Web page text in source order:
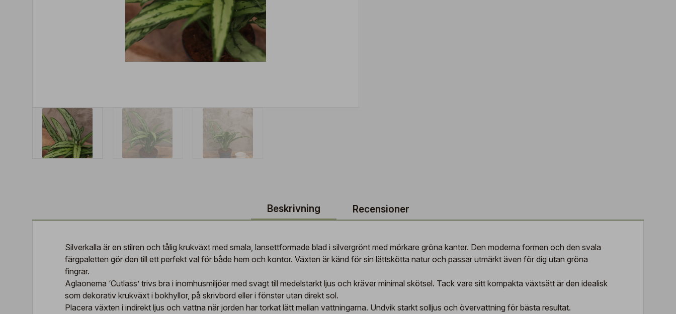
Beskrivning Recensioner
Silverkalla är en stilren och tålig krukväxt med smala, lansettformade blad i silvergrönt med mörkare gröna kanter. Den moderna formen och den svala
färgpaletten gör den till ett perfekt val för både hem och kontor. Växten är känd för sin lättskötta natur och passar utmärkt även för dig utan gröna
fingrar.
Aglaonema ‘Cutlass’ trivs bra i inomhusmiljöer med svagt till medelstarkt ljus och kräver minimal skötsel. Tack vare sitt kompakta växtsätt är den idealisk
som dekorativ krukväxt i bokhyllor, på skrivbord eller i fönster utan direkt sol.
Placera växten i indirekt ljus och vattna när jorden har torkat lätt mellan vattningarna. Undvik starkt solljus och övervattning för bästa resultat.